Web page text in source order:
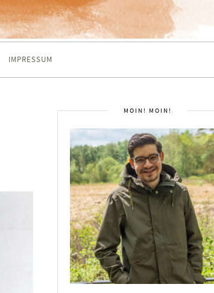
IMPRESSUM
MOIN! MOIN!